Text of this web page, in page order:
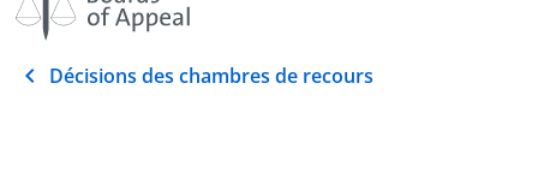
Décisions des chambres de recours